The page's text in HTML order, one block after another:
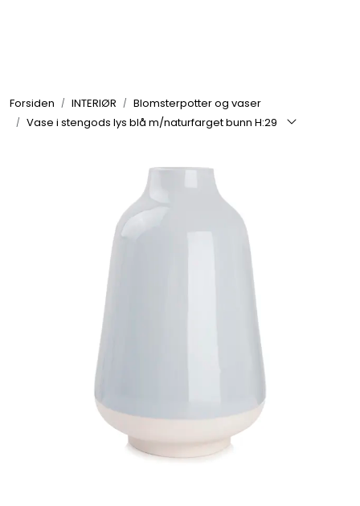
Forsiden INTERIØR
Blomsterpotter og vaser
Vase i stengods lys blå m/naturfarget bunn H:29
UTEMILJØ